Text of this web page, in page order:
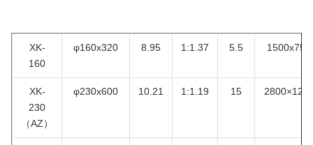
XK-
160
φ160x320 8.95 1:1.37 5.5
XK-
230
（AZ）
φ230x600 10.21 1:1.19 15